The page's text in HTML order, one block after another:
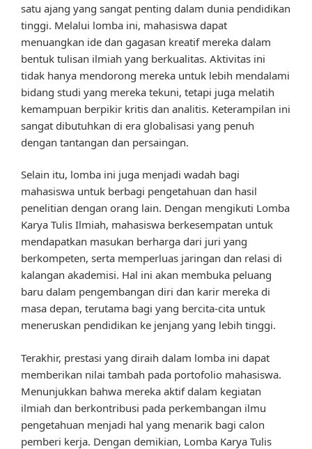
satu ajang yang sangat penting dalam dunia pendidikan
tinggi. Melalui lomba ini, mahasiswa dapat
menuangkan ide dan gagasan kreatif mereka dalam
bentuk tulisan ilmiah yang berkualitas. Aktivitas ini
tidak hanya mendorong mereka untuk lebih mendalami
bidang studi yang mereka tekuni, tetapi juga melatih
kemampuan berpikir kritis dan analitis. Keterampilan ini
sangat dibutuhkan di era globalisasi yang penuh
dengan tantangan dan persaingan.
Selain itu, lomba ini juga menjadi wadah bagi
mahasiswa untuk berbagi pengetahuan dan hasil
penelitian dengan orang lain. Dengan mengikuti Lomba
Karya Tulis Ilmiah, mahasiswa berkesempatan untuk
mendapatkan masukan berharga dari juri yang
berkompeten, serta memperluas jaringan dan relasi di
kalangan akademisi. Hal ini akan membuka peluang
baru dalam pengembangan diri dan karir mereka di
masa depan, terutama bagi yang bercita-cita untuk
meneruskan pendidikan ke jenjang yang lebih tinggi.
Terakhir, prestasi yang diraih dalam lomba ini dapat
memberikan nilai tambah pada portofolio mahasiswa.
Menunjukkan bahwa mereka aktif dalam kegiatan
ilmiah dan berkontribusi pada perkembangan ilmu
pengetahuan menjadi hal yang menarik bagi calon
pemberi kerja. Dengan demikian, Lomba Karya Tulis